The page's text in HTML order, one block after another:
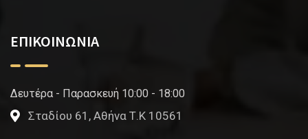
ΕΠΙΚΟΙΝΩΝΙΑ
Δευτέρα - Παρασκευή 10:00 - 18:00
Σταδίου 61, Αθήνα Τ.Κ 10561